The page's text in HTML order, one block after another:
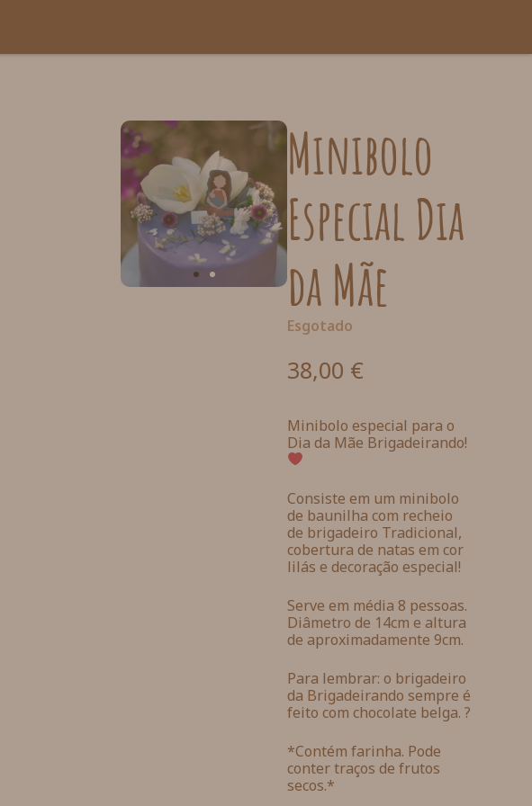
Minibolo
Especial Dia
da Mãe
38,00 €
Minibolo especial para o
Dia da Mãe Brigadeirando!
Consiste em um minibolo
de baunilha com recheio
de brigadeiro Tradicional,
cobertura de natas em cor
lilás e decoração especial!
Serve em média 8 pessoas.
Diâmetro de 14cm e altura
de aproximadamente 9cm.
Para lembrar: o brigadeiro
da Brigadeirando sempre é
feito com chocolate belga. ?
*Contém farinha. Pode
conter traços de frutos
secos.*
Esgotado